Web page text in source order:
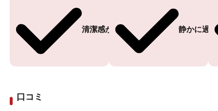
清潔感がある 静かに過
口コミ